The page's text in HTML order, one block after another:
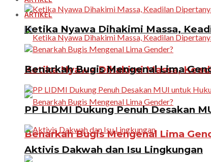
ARTIKEL
Ketika Nyawa Dihakimi Massa,
Benarkah Bugis Mengenal Lima
Ketika Nyawa Dihakimi Massa,
Benarkah Bugis Mengenal Lima
PP LIDMI Dukung Penuh Desakan
Aktivis Dakwah dan Isu Lingkungan